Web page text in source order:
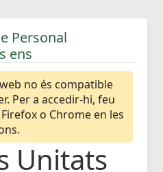
Personal
ens
no és compatible
Per a accedir-hi, feu
o Chrome en les
Unitats